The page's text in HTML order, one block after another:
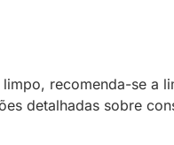
recomenda-se a
detalhadas sobre